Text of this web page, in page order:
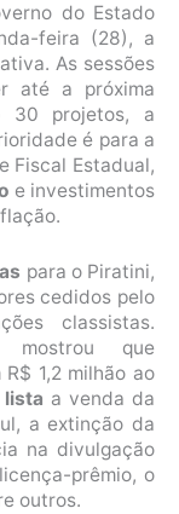
do Estado
feira (28), a
As sessões
até a próxima
30 projetos, a
é para a
Fiscal Estadual,
e investimentos
para o Piratini,
cedidos pelo
classistas.
mostrou que
1,2 milhão ao
lista a venda da
a extinção da
na divulgação
prêmio, o
outros.